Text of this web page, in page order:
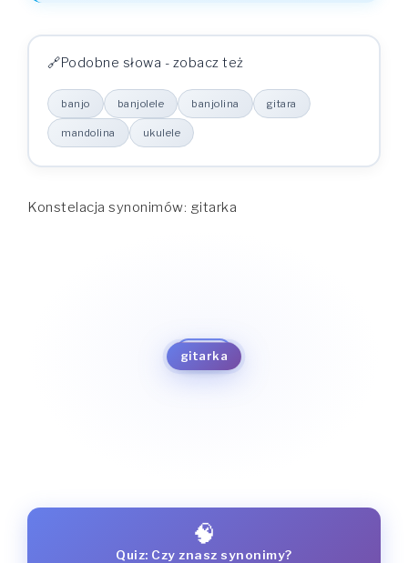
Podobne słowa - zobacz też
banjo banjolele banjolina gitara
mandolina ukulele
Konstelacja synonimów: gitarka
gitarka
banjo
banjolele
banjolina
gitara
mandolina
ukulele
🧠
Quiz: Czy znasz synonimy?